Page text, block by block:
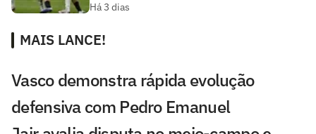
Há 3 dias
MAIS LANCE!
Vasco demonstra rápida evolução
defensiva com Pedro Emanuel